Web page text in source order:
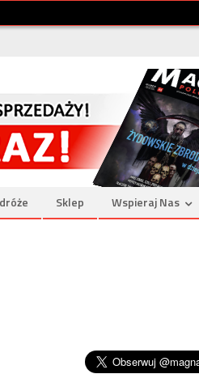
Sklep Wspieraj Nas